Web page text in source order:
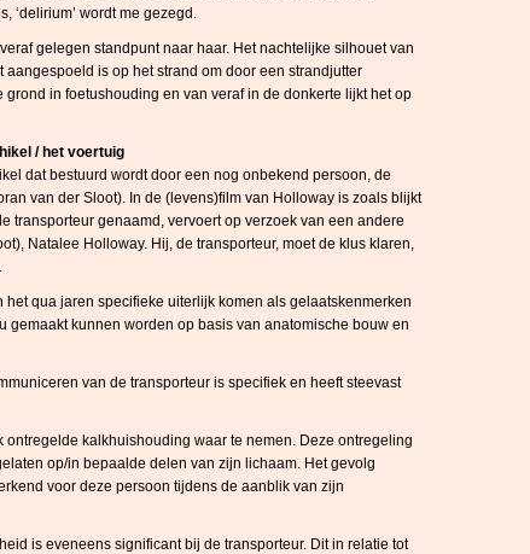
‘delirium’ wordt me gezegd.
gelegen standpunt naar haar. Het nachtelijke silhouet van
is op het strand om door een strandjutter
in foetushouding en van veraf in de donkerte lijkt het op
/ het voertuig
dat bestuurd wordt door een nog onbekend persoon, de
van der Sloot). In de (levens)film van Holloway is zoals blijkt
transporteur genaamd, vervoert op verzoek van een andere
Natalee Holloway. Hij, de transporteur, moet de klus klaren,
qua jaren specifieke uiterlijk komen als gelaatskenmerken
kunnen worden op basis van anatomische bouw en
van de transporteur is specifiek en heeft steevast
ontregelde kalkhuishouding waar te nemen. Deze ontregeling
op/in bepaalde delen van zijn lichaam. Het gevolg
voor deze persoon tijdens de aanblik van zijn
is eveneens significant bij de transporteur. Dit in relatie tot